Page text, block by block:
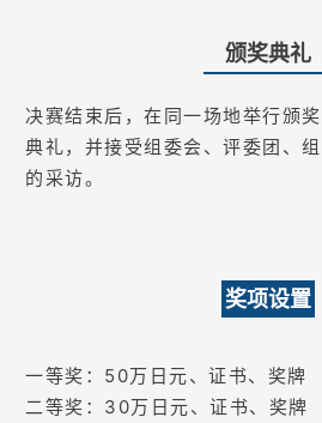
颁奖典礼
决赛结束后，在同一场地举行颁
典礼，并接受组委会、评委团、
的采访。
奖项设置
一等奖：50万日元、证书、奖牌
二等奖：30万日元、证书、奖牌